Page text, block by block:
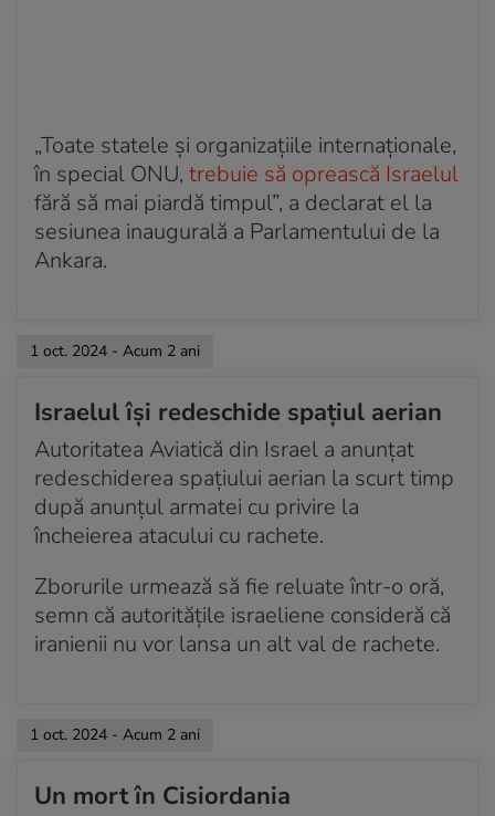
„Toate statele și organizațiile internaționale,
în special ONU, trebuie să oprească Israelul
fără să mai piardă timpul”, a declarat el la
sesiunea inaugurală a Parlamentului de la
Ankara.
1 oct. 2024 - Acum 2 ani
Israelul își redeschide spațiul aerian
Autoritatea Aviatică din Israel a anunțat
redeschiderea spațiului aerian la scurt timp
după anunțul armatei cu privire la
încheierea atacului cu rachete.
Zborurile urmează să fie reluate într-o oră,
semn că autoritățile israeliene consideră că
iranienii nu vor lansa un alt val de rachete.
1 oct. 2024 - Acum 2 ani
Un mort în Cisiordania